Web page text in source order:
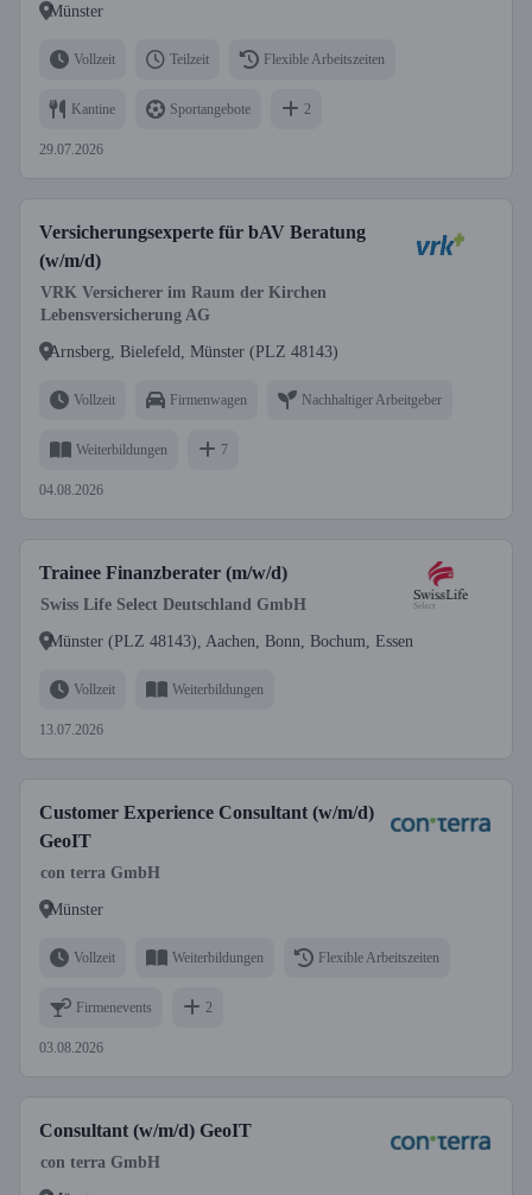
Münster
Vollzeit Teilzeit Flexible Arbeitszeiten
Kantine Sportangebote 2
29.07.2026
Versicherungsexperte für bAV Beratung
(w/m/d)
VRK Versicherer im Raum der Kirchen
Lebensversicherung AG
Arnsberg, Bielefeld, Münster (PLZ 48143)
Vollzeit Firmenwagen Nachhaltiger Arbeitgeber
Weiterbildungen 7
04.08.2026
Trainee Finanzberater (m/w/d)
Swiss Life Select Deutschland GmbH
Münster (PLZ 48143), Aachen, Bonn, Bochum, Essen
Vollzeit Weiterbildungen
13.07.2026
Customer Experience Consultant (w/m/d)
GeoIT
con terra GmbH
Münster
Vollzeit Weiterbildungen Flexible Arbeitszeiten
Firmenevents 2
03.08.2026
Consultant (w/m/d) GeoIT
con terra GmbH